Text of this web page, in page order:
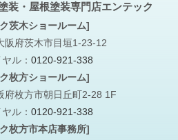
装・屋根塗装専門店エンテック
茨木ショールーム]
阪府茨木市目垣1-23-12
ル： 0120-921-338
枚方ショールーム]
府枚方市朝日丘町2-28 1F
ル： 0120-921-338
枚方市本店事務所]